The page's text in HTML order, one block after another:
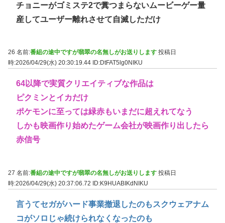
チョニーがゴミステ2で糞つまらないムービーゲー量
産してユーザー離れさせて自滅しただけ
26 名前:番組の途中ですが翡翠の名無しがお送りします 投稿日
時:2026/04/29(水) 20:30:19.44 ID:DtFAT5lg0NIKU
64以降で実質クリエイティブな作品は
ピクミンとイカだけ
ポケモンに至っては緑赤もいまだに超えれてなう
しかも映画作り始めたゲーム会社が映画作り出したら
赤信号
27 名前:番組の途中ですが翡翠の名無しがお送りします 投稿日
時:2026/04/29(水) 20:37:06.72 ID:K9HUABIKdNIKU
言うてセガがハード事業撤退したのもスクウェアナム
コがソロじゃ続けられなくなったのも